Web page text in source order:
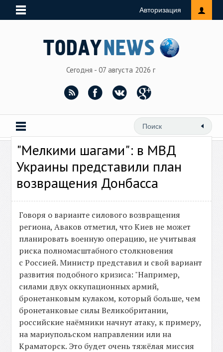
Авторизация
Сегодня - 07 августа 2026 г
"Мелкими шагами": в МВД
Украины представили план
возвращения Донбасса
Говоря о варианте силового возвращения
региона, Аваков отметил, что Киев не может
планировать военную операцию, не учитывая
риска полномасштабного столкновения
с Россией. Министр представил и свой вариант
развития подобного кризиса: "Например,
силами двух оккупационных армий,
бронетанковым кулаком, который больше, чем
бронетанковые силы Великобритании,
российские наёмники начнут атаку, к примеру,
на мариупольском направлении или на
Краматорск. Это будет очень тяжёлая миссия